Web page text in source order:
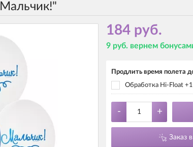
184 руб.
9 руб. вернем
Продлить время полета
Обработка Hi-Float
- +
Заказ